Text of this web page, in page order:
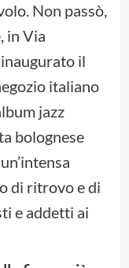
Non passò,
in Via
il
italiano
jazz
bolognese
di ritrovo e di
e addetti ai